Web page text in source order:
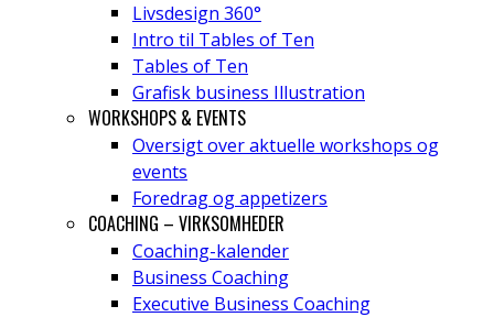
Livsdesign 360°
Intro til Tables of Ten
Tables of Ten
Grafisk business Illustration
WORKSHOPS & EVENTS
Oversigt over aktuelle workshops og
events
Foredrag og appetizers
COACHING – VIRKSOMHEDER
Coaching-kalender
Business Coaching
Executive Business Coaching